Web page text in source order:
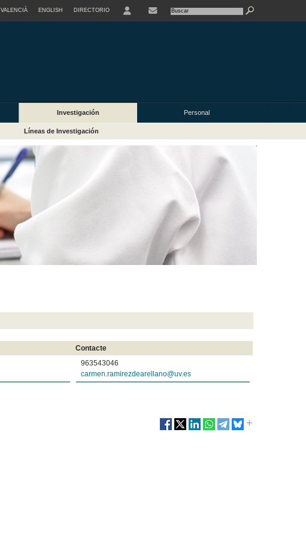
VALENCIÀ ENGLISH DIRECTORIO
Investigación Personal
Líneas de Investigación
Contacte
963543046
carmen.ramirezdearellano@uv.es